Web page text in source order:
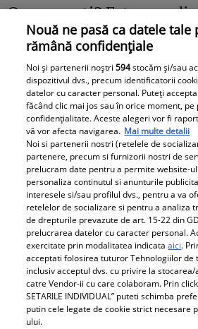
O recunoști? Este una
îndrăgite artiste din
ani de carieră și
Nouă ne pasă ca datele tale
rămână confidențiale
Noi și partenerii noștri594stocăm și/sau
dispozitivul dvs., precum identificatorii
datelor cu caracter personal. Puteți
făcând clic mai jos sau în orice moment, pe
confidențialitate. Aceste alegeri vor fi
vă vor afecta navigarea. Mai multe detalii
Noi si partenerii nostri (retelele de
partenere, precum si furnizorii nostri de
prelucram date pentru a permite website-
personaliza continutul si anunturile
interesele si/sau profilul dvs., pentru a va
retelelor de socializare si pentru a analiza
de drepturile prevazute de art. 15-22 din
prelucrarea datelor cu caracter personal.
exercitate prin modalitatea indicataaici.
acceptati folosirea tuturor Tehnologiilor de
inclusiv acceptul dvs. cu privire la
catre Vendor-ii cu care colaboram. Prin click
SETARILE INDIVIDUAL” puteti schimba
putin cele legate de cookie strict necesare
ului.